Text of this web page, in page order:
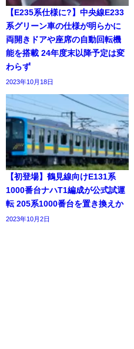
【E235系仕様に?】中央線E233
系グリーン車の仕様が明らかに
両開きドアや座席の自動回転機
能を搭載 24年度末以降予定は変
わらず
2023年10月18日
【初登場】鶴見線向けE131系
1000番台ナハT1編成が公式試運
転 205系1000番台を置き換えか
2023年10月2日